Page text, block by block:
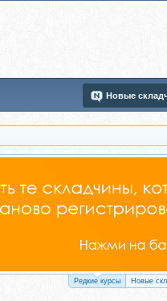
Новые
Редкие курсы Новые